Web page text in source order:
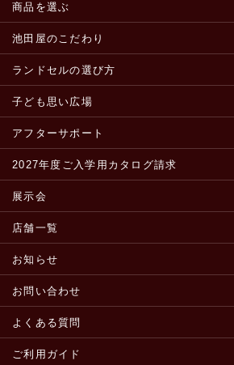
商品を選ぶ
池田屋のこだわり
ランドセルの選び方
子ども思い広場
アフターサポート
2027年度ご入学用カタログ請求
展示会
店舗一覧
お知らせ
お問い合わせ
よくある質問
ご利用ガイド